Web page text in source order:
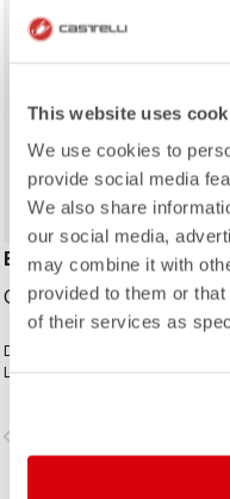
This website uses
We use cookies to
provide social media
We also share
our social media,
may combine it with
provided to them or
of their services as
ESPRESSO GLOVE
CAD49.00
Die perfekte Ergänzung Ihres
Lieblings-Espresso-Outfits.